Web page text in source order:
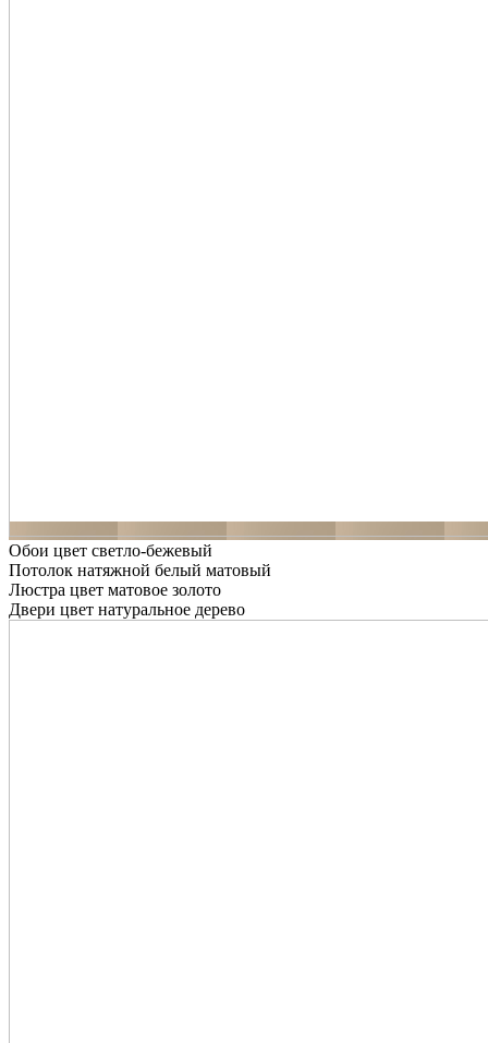
Обои цвет светло-бежевый
Потолок натяжной белый матовый
Люстра цвет матовое золото
Двери цвет натуральное дерево